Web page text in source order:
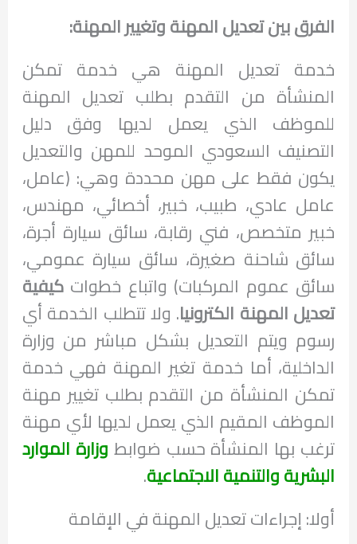
الفرق بين تعديل المهنة وتغيير المهنة:
خدمة تعديل المهنة هي خدمة تمكن
المنشأة من التقدم بطلب تعديل المهنة
للموظف الذي يعمل لديها وفق دليل
التصنيف السعودي الموحد للمهن والتعديل
يكون فقط على مهن محددة وهي: (عامل،
عامل عادي، طبيب، خبير، أخصائي، مهندس،
خبير متخصص، فني رقابة، سائق سيارة أجرة،
سائق شاحنة صغيرة، سائق سيارة عمومي،
سائق عموم المركبات) واتباع خطواتكيفية
تعديل المهنة الكترونيا. ولا تتطلب الخدمة أي
رسوم ويتم التعديل بشكل مباشر من وزارة
الداخلية، أما خدمة تغير المهنة فهي خدمة
تمكن المنشأة من التقدم بطلب تغيير مهنة
الموظف المقيم الذي يعمل لديها لأي مهنة
ترغب بها المنشأة حسب ضوابط وزارة الموارد
البشرية والتنمية الاجتماعية.
أولا: إجراءات تعديل المهنة في الإقامة